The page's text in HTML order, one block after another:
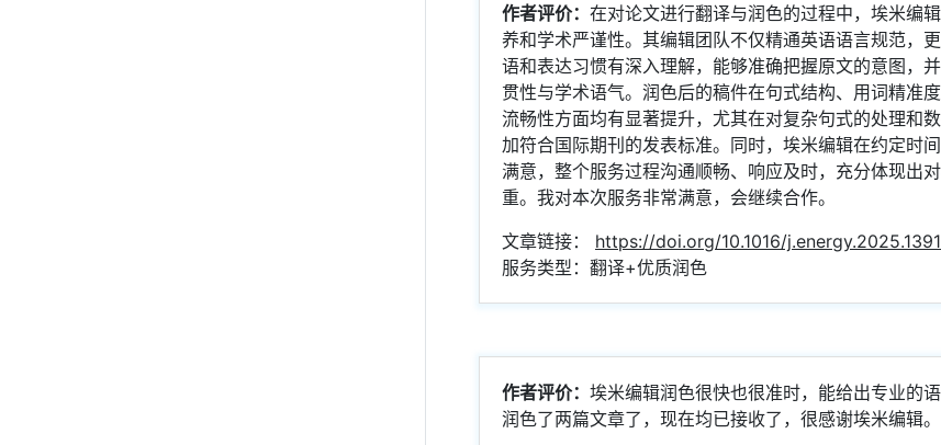
作者评价： 在对论文进行翻译与润色的过程中，埃米编
养和学术严谨性。其编辑团队不仅精通英语语言规范，
语和表达习惯有深入理解，能够准确把握原文的意图，
贯性与学术语气。润色后的稿件在句式结构、用词精准
流畅性方面均有显著提升，尤其在对复杂句式的处理和
加符合国际期刊的发表标准。同时，埃米编辑在约定时
满意，整个服务过程沟通顺畅、响应及时，充分体现出
重。我对本次服务非常满意，会继续合作。
文章链接： https://doi.org/10.1016/
服务类型：翻译+优质润色
作者评价： 埃米编辑润色很快也很准时，能给出专业的语
润色了两篇文章了，现在均已接收了，很感谢埃米编辑。